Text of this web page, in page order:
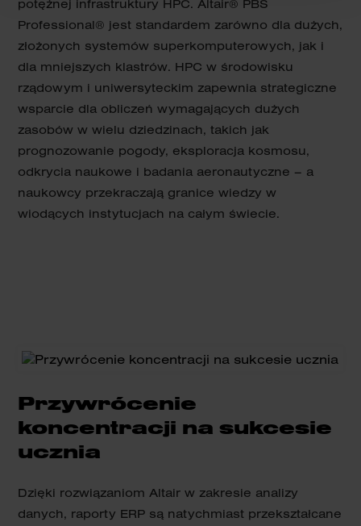
potężnej infrastruktury HPC. Altair® PBS
Professional® jest standardem zarówno dla dużych,
złożonych systemów superkomputerowych, jak i
dla mniejszych klastrów. HPC w środowisku
rządowym i uniwersyteckim zapewnia strategiczne
wsparcie dla obliczeń wymagających dużych
zasobów w wielu dziedzinach, takich jak
prognozowanie pogody, eksploracja kosmosu,
odkrycia naukowe i badania aeronautyczne – a
naukowcy przekraczają granice wiedzy w
wiodących instytucjach na całym świecie.
Przywrócenie
koncentracji na sukcesie
ucznia
Dzięki rozwiązaniom Altair w zakresie analizy
danych, raporty ERP są natychmiast przekształcane